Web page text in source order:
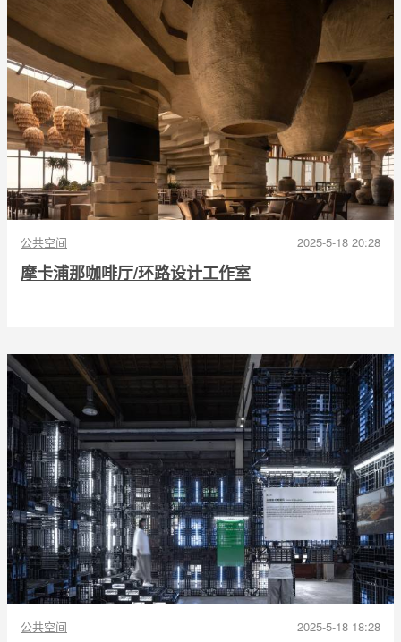
公共空间 2025-5-18 20:28
摩卡浦那咖啡厅/环路设计工作室
公共空间 2025-5-18 18:28